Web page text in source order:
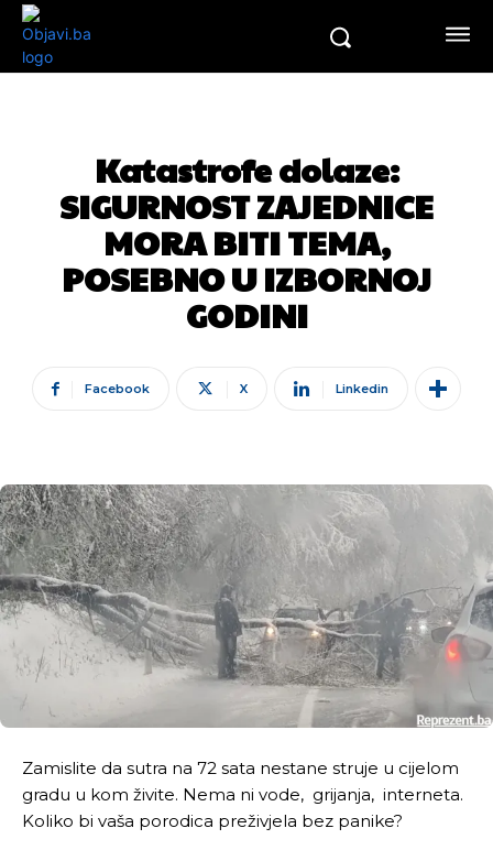
Katastrofe dolaze:
SIGURNOST ZAJEDNICE
MORA BITI TEMA,
POSEBNO U IZBORNOJ
GODINI
Facebook X Linkedin
Zamislite da sutra na 72 sata nestane struje u cijelom
gradu u kom živite. Nema ni vode, grijanja, interneta.
Koliko bi vaša porodica preživjela bez panike?